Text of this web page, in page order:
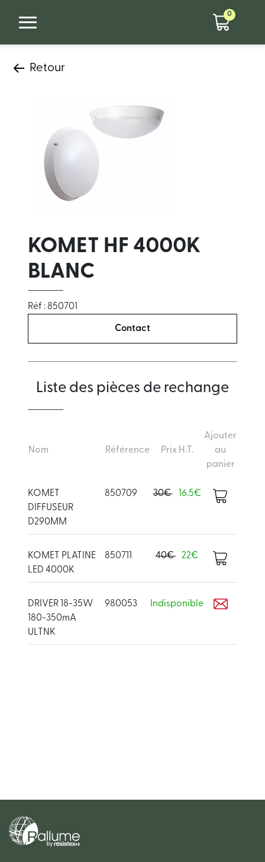
0
Retour
KOMET HF 4000K
BLANC
Réf : 850701
Contact
Liste des pièces de rechange
Nom Référence Prix H.T.
Ajouter
au
panier
KOMET
DIFFUSEUR
D290MM
850709 30€ 16.5€
KOMET PLATINE
LED 4000K
850711 40€ 22€
DRIVER 18-35W
180-350mA
ULTNK
980053 Indisponible